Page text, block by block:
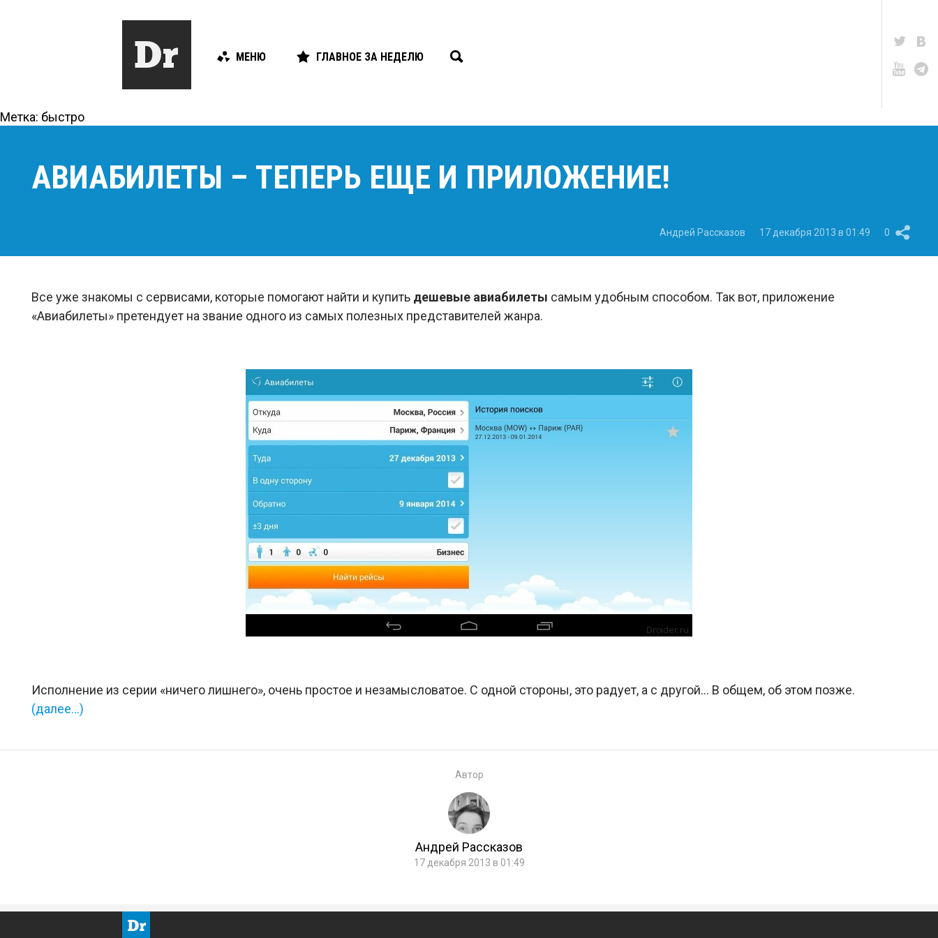
МЕНЮ ГЛАВНОЕ ЗА НЕДЕЛЮ
Метка: быстро
АВИАБИЛЕТЫ – ТЕПЕРЬ ЕЩЕ И ПРИЛОЖЕНИЕ!
Андрей Рассказов 17 декабря 2013 в 01:49 0
Все уже знакомы с сервисами, которые помогают найти и купить дешевые авиабилеты самым удобным способом. Так вот, приложение
«Авиабилеты» претендует на звание одного из самых полезных представителей жанра.
Исполнение из серии «ничего лишнего», очень простое и незамысловатое. С одной стороны, это радует, а с другой… В общем, об этом позже.
(далее…)
Автор
Андрей Рассказов
17 декабря 2013 в 01:49